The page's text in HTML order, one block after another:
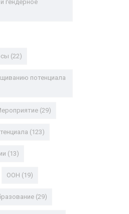
гендерное
(22)
потенциала
(29)
(123)
(13)
ООН (19)
(29)